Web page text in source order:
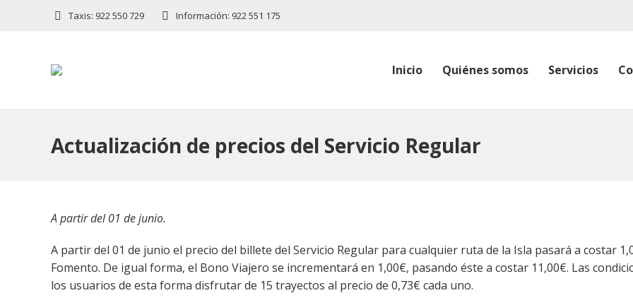
Taxis: 922 550 729 Información: 922 551 175
Inicio Quiénes somos Servicios
Actualización de precios del Servicio Regular
A partir del 01 de junio.
A partir del 01 de junio el precio del billete del Servicio Regular para cualquier ruta de la Isla pasará a costar
Fomento. De igual forma, el Bono Viajero se incrementará en 1,00€, pasando éste a costar 11,00€. Las
los usuarios de esta forma disfrutar de 15 trayectos al precio de 0,73€ cada uno.